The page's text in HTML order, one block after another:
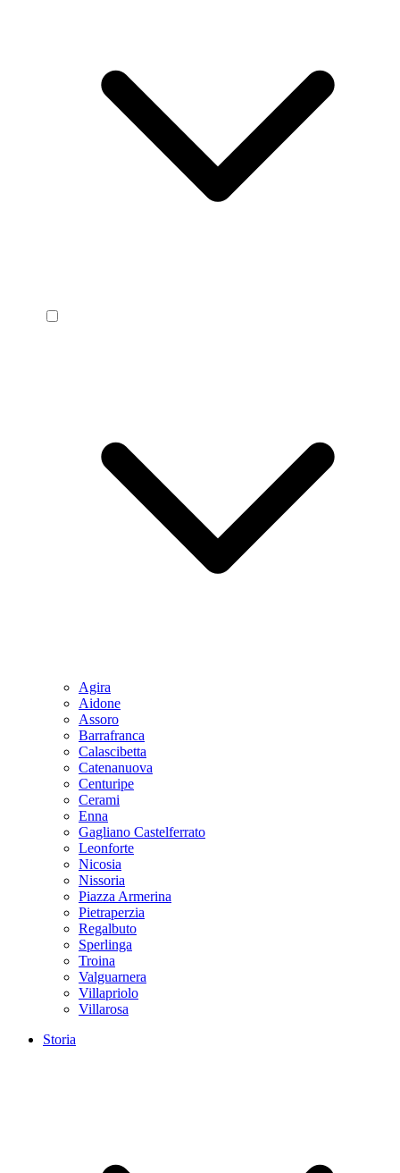
Agira
Aidone
Assoro
Barrafranca
Calascibetta
Catenanuova
Centuripe
Cerami
Enna
Gagliano Castelferrato
Leonforte
Nicosia
Nissoria
Piazza Armerina
Pietraperzia
Regalbuto
Sperlinga
Troina
Valguarnera
Villapriolo
Villarosa
Storia